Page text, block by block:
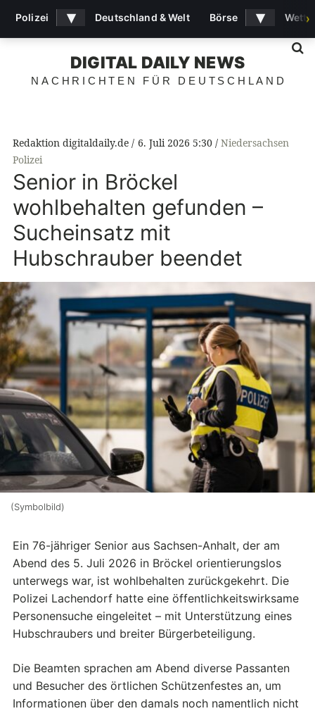
DIGITAL DAILY NEWS
NACHRICHTEN FÜR DEUTSCHLAND
Redaktion digitaldaily.de 6. Juli 2026 5:30
Niedersachsen
Polizei
Senior in Bröckel
wohlbehalten gefunden –
Sucheinsatz mit
Hubschrauber beendet
(Symbolbild)
Ein 76-jähriger Senior aus Sachsen-Anhalt, der am
Abend des 5. Juli 2026 in Bröckel orientierungslos
unterwegs war, ist wohlbehalten zurückgekehrt. Die
Polizei Lachendorf hatte eine öffentlichkeitswirksame
Personensuche eingeleitet – mit Unterstützung eines
Hubschraubers und breiter Bürgerbeteiligung.
Die Beamten sprachen am Abend diverse Passanten
und Besucher des örtlichen Schützenfestes an, um
Informationen über den damals noch namentlich nicht
Polizei ▾ Deutschland & Welt Börse ▾ ›